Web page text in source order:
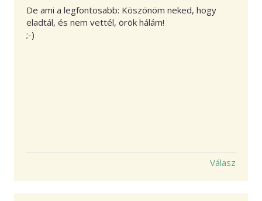
De ami a legfontosabb: Köszönöm neked, hogy
eladtál, és nem vettél, örök hálám!
;-)
Válasz